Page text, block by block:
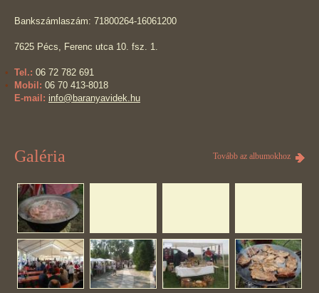
Bankszámlaszám: 71800264-16061200
7625 Pécs, Ferenc utca 10. fsz. 1.
Tel.: 06 72 782 691
Mobil: 06 70 413-8018
E-mail: info@baranyavidek.hu
Galéria Tovább az albumokhoz